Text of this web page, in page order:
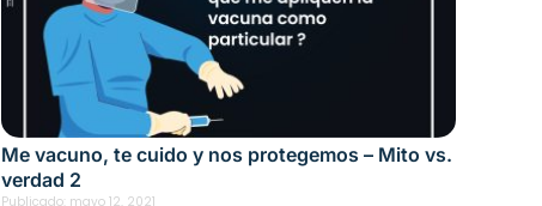
Me vacuno, te cuido y nos protegemos – Mito vs.
verdad 2
Publicado: mayo 12, 2021